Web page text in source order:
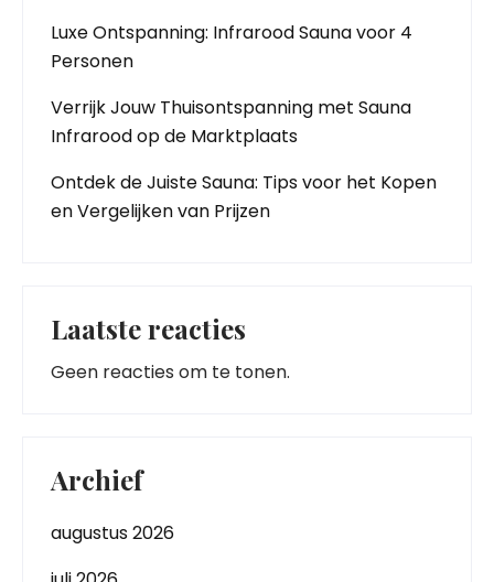
Luxe Ontspanning: Infrarood Sauna voor 4
Personen
Verrijk Jouw Thuisontspanning met Sauna
Infrarood op de Marktplaats
Ontdek de Juiste Sauna: Tips voor het Kopen
en Vergelijken van Prijzen
Laatste reacties
Geen reacties om te tonen.
Archief
augustus 2026